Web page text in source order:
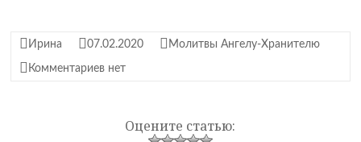
Ирина 07.02.2020 Молитвы Ангелу-Хранителю
Комментариев нет
Оцените статью: